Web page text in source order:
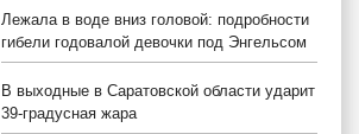
Лежала в воде вниз головой: подробности
гибели годовалой девочки под Энгельсом
В выходные в Саратовской области ударит
39-градусная жара